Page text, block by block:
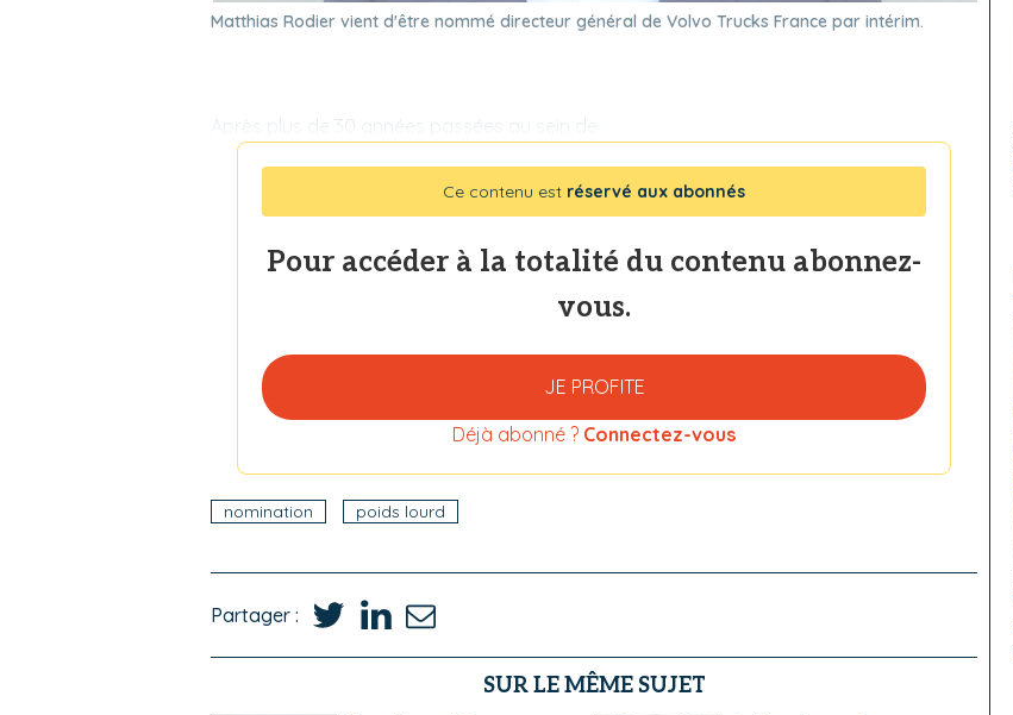
Matthias Rodier vient d'être nommé directeur général de Volvo Trucks France par intérim.
Après plus de 30 années passées au sein de
Ce contenu est réservé aux abonnés
Pour accéder à la totalité du contenu abonnez-
vous.
JE PROFITE
Déjà abonné ? Connectez-vous
nomination poids lourd
Partager :
SUR LE MÊME SUJET